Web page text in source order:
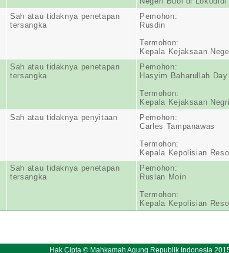
Sah atau tidaknya penetapan
tersangka
Pemohon:
Rusdin
Termohon:
Kepala Kejaksaan
Sah atau tidaknya penetapan
tersangka
Pemohon:
Hasyim Baharullah
Termohon:
Kepala Kejaksaan
Sah atau tidaknya penyitaan
Pemohon:
Carles Tampanawas
Termohon:
Kepala Kepolisian
Sah atau tidaknya penetapan
tersangka
Pemohon:
Ruslan Moin
Termohon:
Kepala Kepolisian
Hak Cipta © Mahkamah Agung Republik Indonesia